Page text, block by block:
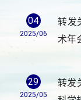
04
2025/06
转发
术年
29
2025/05
转发